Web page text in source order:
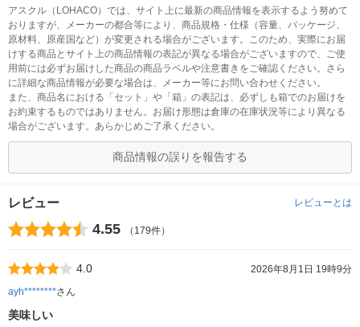
アスクル（LOHACO）では、サイト上に最新の商品情報を表示するよう努めて
おりますが、メーカーの都合等により、商品規格・仕様（容量、パッケージ、
原材料、原産国など）が変更される場合がございます。このため、実際にお届
けする商品とサイト上の商品情報の表記が異なる場合がございますので、ご使
用前には必ずお届けした商品の商品ラベルや注意書きをご確認ください。さら
に詳細な商品情報が必要な場合は、メーカー等にお問い合わせください。
また、商品名における「セット」や「箱」の表記は、必ずしも箱でのお届けを
お約束するものではありません。お届け形態は倉庫の在庫状況等により異なる
場合がございます。あらかじめご了承ください。
商品情報の誤りを報告する
レビュー レビューとは
4.55 （179件）
4.0
2026年8月1日 19時9分
ayh********さん
美味しい